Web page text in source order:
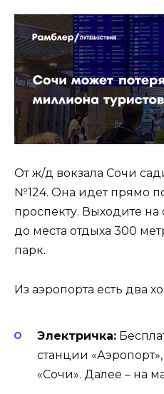
От ж/д вокзала Сочи
№124. Она идет прямо
проспекту. Выходите на
до места отдыха 300
парк.
Из аэропорта есть два
Электричка:
станции
«Сочи». Далее – на